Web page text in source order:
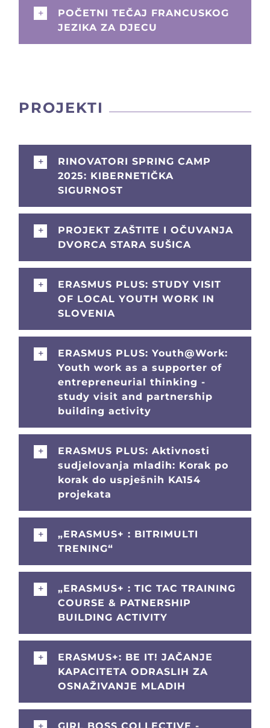
POČETNI TEČAJ FRANCUSKOG
JEZIKA ZA DJECU
PROJEKTI
RINOVATORI SPRING CAMP
2025: KIBERNETIČKA
SIGURNOST
PROJEKT ZAŠTITE I OČUVANJA
DVORCA STARA SUŠICA
ERASMUS PLUS: STUDY VISIT
OF LOCAL YOUTH WORK IN
SLOVENIA
ERASMUS PLUS: Youth@Work:
Youth work as a supporter of
entrepreneurial thinking -
study visit and partnership
building activity
ERASMUS PLUS: Aktivnosti
sudjelovanja mladih: Korak po
korak do uspješnih KA154
projekata
„ERASMUS+ : BITRIMULTI
TRENING“
„ERASMUS+ : TIC TAC TRAINING
COURSE & PATNERSHIP
BUILDING ACTIVITY
ERASMUS+: BE IT! JAČANJE
KAPACITETA ODRASLIH ZA
OSNAŽIVANJE MLADIH